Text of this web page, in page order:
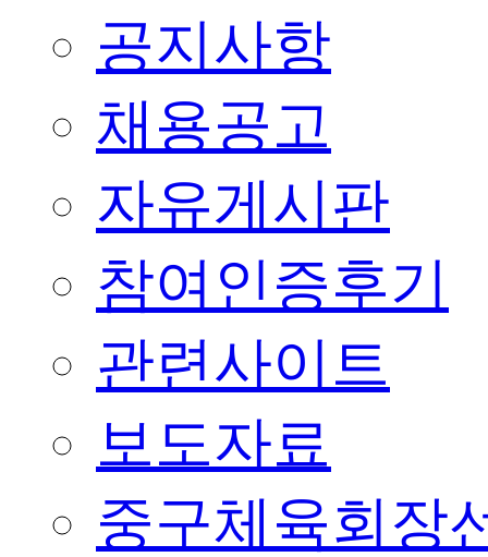
공지사항
채용공고
자유게시판
참여인증후기
관련사이트
보도자료
중구체육회장